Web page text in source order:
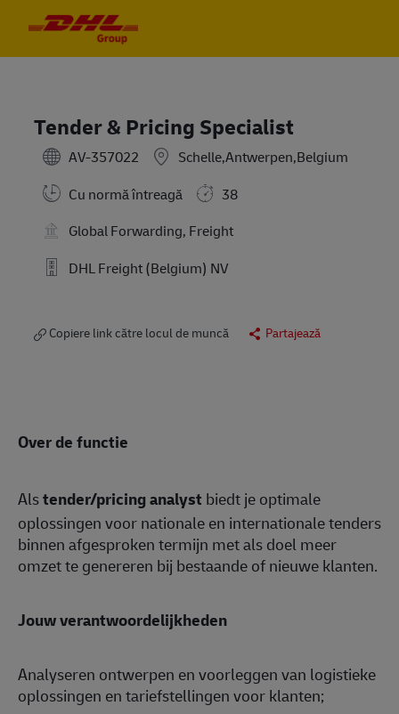
Tender & Pricing Specialist
AV-357022
Schelle,Antwerpen,Belgium
Cu normă întreagă
38
Global Forwarding, Freight
DHL Freight (Belgium) NV
Copiere link către locul de muncă Partajează
Over de functie
Alstender/pricing analyst biedt je optimale
oplossingen voor nationale en internationale tenders
binnen afgesproken termijn met als doel meer
omzet te genereren bij bestaande of nieuwe klanten.
Jouw verantwoordelijkheden
Analyseren ontwerpen en voorleggen van logistieke
oplossingen en tariefstellingen voor klanten;